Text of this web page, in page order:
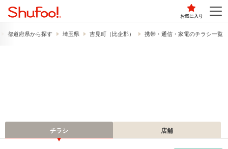
お気に入り
都道府県から探す 埼玉県 吉見町（比企郡） 携帯・通信・家電のチラシ一覧
チラシ 店舗